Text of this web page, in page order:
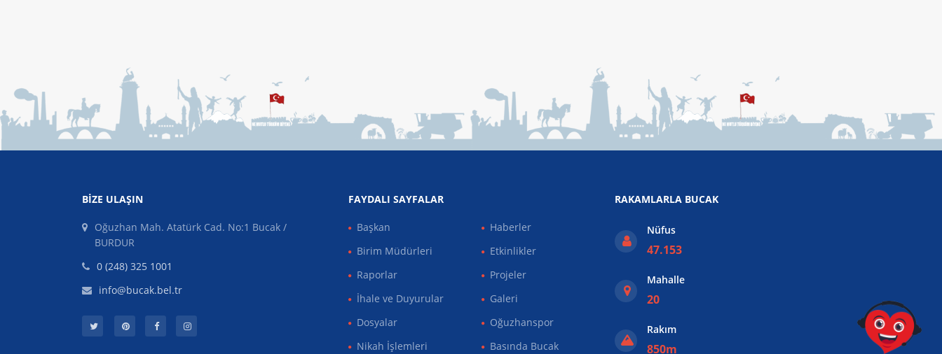
BIZE ULAŞIN
Oğuzhan Mah. Atatürk Cad. No:1 Bucak /
BURDUR
0 (248) 325 1001
info@bucak.bel.tr
FAYDALI SAYFALAR
Başkan
Birim Müdürleri
Raporlar
İhale ve Duyurular
Dosyalar
Nikah İşlemleri
Haberler
Etkinlikler
Projeler
Galeri
Oğuzhanspor
Basında Bucak
RAKAMLARLA BUCAK
Nüfus
47.153
Mahalle
20
Rakım
850m